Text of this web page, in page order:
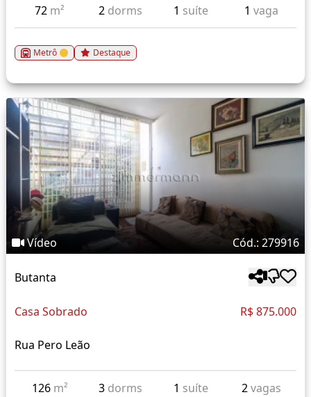
72 m² 2 dorms 1 suíte 1 vaga
Metrô Destaque
Vídeo Cód.: 279916
Butanta
Casa Sobrado R$ 875.000
Rua Pero Leão
126 m² 3 dorms 1 suíte 2vagas